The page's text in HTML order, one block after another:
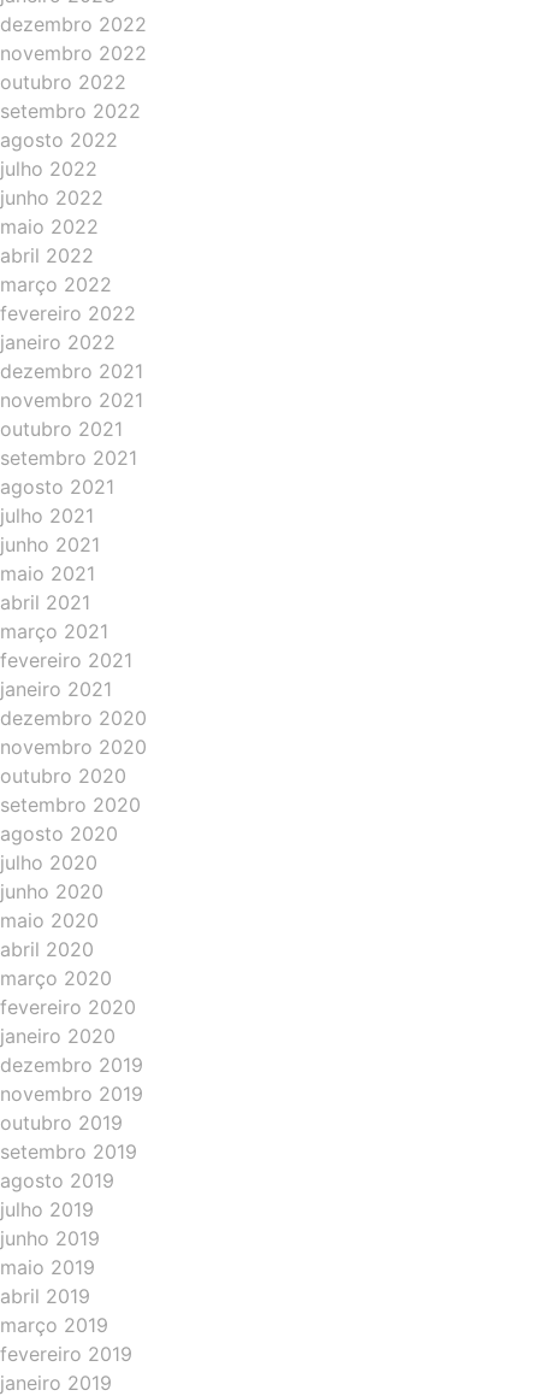
dezembro 2022
novembro 2022
outubro 2022
setembro 2022
agosto 2022
julho 2022
junho 2022
maio 2022
abril 2022
março 2022
fevereiro 2022
janeiro 2022
dezembro 2021
novembro 2021
outubro 2021
setembro 2021
agosto 2021
julho 2021
junho 2021
maio 2021
abril 2021
março 2021
fevereiro 2021
janeiro 2021
dezembro 2020
novembro 2020
outubro 2020
setembro 2020
agosto 2020
julho 2020
junho 2020
maio 2020
abril 2020
março 2020
fevereiro 2020
janeiro 2020
dezembro 2019
novembro 2019
outubro 2019
setembro 2019
agosto 2019
julho 2019
junho 2019
maio 2019
abril 2019
março 2019
fevereiro 2019
janeiro 2019